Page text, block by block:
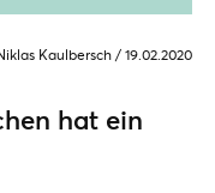
Kaulbersch/ 19.02.2020
hat ein